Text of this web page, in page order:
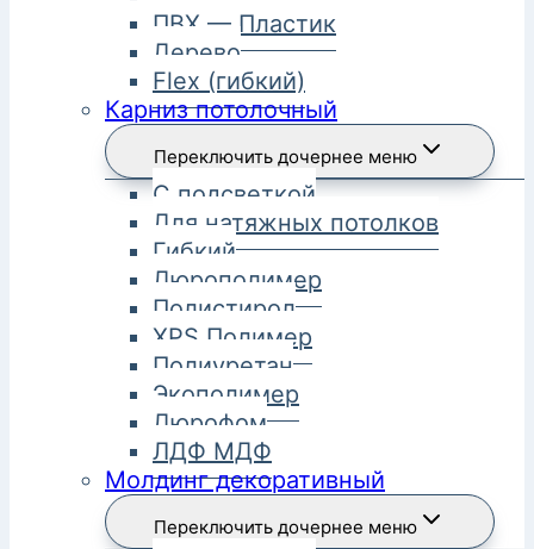
ПВХ — Пластик
Дерево
Flex (гибкий)
Карниз потолочный
Переключить дочернее меню
С подсветкой
Для натяжных потолков
Гибкий
Дюрополимер
Полистирол
XPS Полимер
Полиуретан
Экополимер
Дюрофом
ЛДФ МДФ
Молдинг декоративный
Переключить дочернее меню